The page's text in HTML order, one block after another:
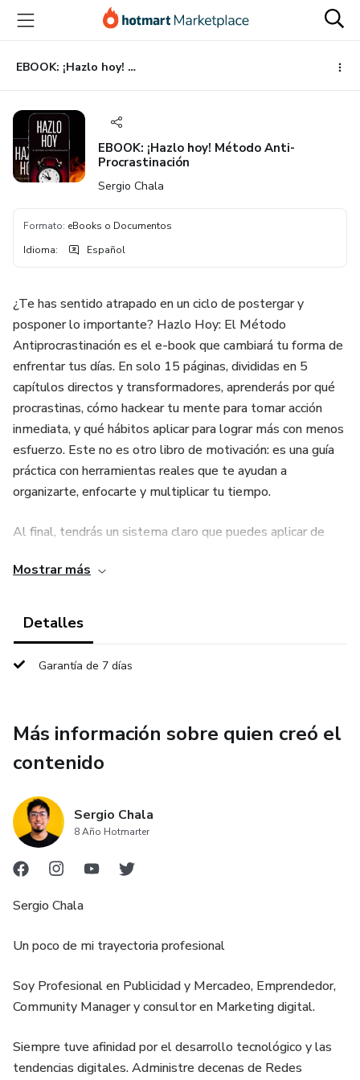
principal
página
de
página
EBOOK: ¡Hazlo hoy! Método Anti-Procrastinación
EBOOK: ¡Hazlo hoy! Método Anti-
Procrastinación
Sergio Chala
Formato: eBooks o Documentos
Idioma: Español
¿Te has sentido atrapado en un ciclo de postergar y
posponer lo importante? Hazlo Hoy: El Método
Antiprocrastinación es el e-book que cambiará tu forma de
enfrentar tus días. En solo 15 páginas, divididas en 5
capítulos directos y transformadores, aprenderás por qué
procrastinas, cómo hackear tu mente para tomar acción
inmediata, y qué hábitos aplicar para lograr más con menos
esfuerzo. Este no es otro libro de motivación: es una guía
práctica con herramientas reales que te ayudan a
organizarte, enfocarte y multiplicar tu tiempo.
Al final, tendrás un sistema claro que puedes aplicar de
vivir con intención. Si estás cansado de sentirte estancado,
productiva y enfocada de ti mismo. La diferencia entre
decisión la tomas hoy?
Mostrar más
Detalles
Garantía de 7 días
Más información sobre quien creó el
contenido
Sergio Chala
8 Año Hotmarter
Sergio Chala
Un poco de mi trayectoria profesional
Soy Profesional en Publicidad y Mercadeo, Emprendedor,
Community Manager y consultor en Marketing digital.
Siempre tuve afinidad por el desarrollo tecnológico y las
tendencias digitales. Administre decenas de Redes